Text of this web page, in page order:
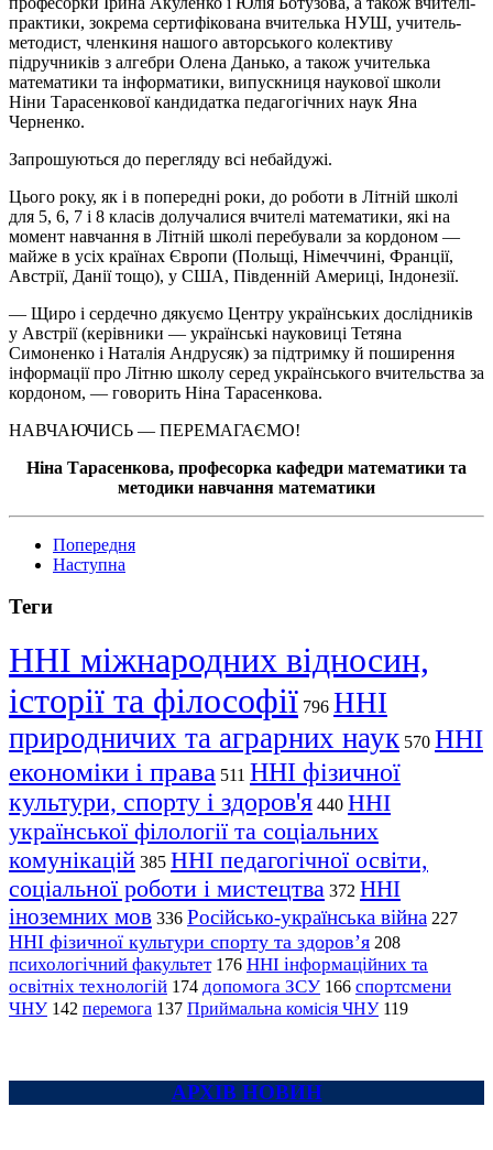
практики, зокрема сертифікована вчителька НУШ, учитель-
методист, членкиня нашого авторського колективу
підручників з алгебри Олена Данько, а також учителька
математики та інформатики, випускниця наукової школи
Ніни Тарасенковоїкандидатка педагогічних наук Яна
Черненко.
Запрошуються до перегляду всі небайдужі.
Цього року, як і в попередні роки, до роботи в Літній школі
для 5, 6, 7 і 8 класів долучалися вчителі математики, які на
момент навчання в Літній школі перебували за кордоном —
майже в усіх країнах Європи (Польщі, Німеччині, Франції,
Австрії, Данії тощо), у США, Південній Америці, Індонезії.
— Щиро і сердечно дякуємо Центру українських дослідників
у Австрії (керівники — українські науковиці Тетяна
Симоненко і Наталія Андрусяк) за підтримку й поширення
інформації про Літню школу серед українського вчительства за
кордоном, — говорить Ніна Тарасенкова.
НАВЧАЮЧИСЬ — ПЕРЕМАГАЄМО!
Ніна Тарасенкова, професорка кафедри математики та
методики навчання математики
Попередня
Наступна
Теги
ННІ міжнародних відносин,
історії та філософії 796 ННІ
природничих та аграрних наук 570 ННІ
економіки і права 511 ННІ фізичної
культури, спорту і здоров'я 440 ННІ
української філології та соціальних
комунікацій 385 ННІ педагогічної освіти,
соціальної роботи і мистецтва 372 ННІ
іноземних мов 336 Російсько-українська війна 227
ННІ фізичної культури спорту та здоров’я 208
психологічний факультет 176 ННІ інформаційних та
освітніх технологій 174 допомога ЗСУ 166 спортсмени
ЧНУ 142 перемога 137 Приймальна комісія ЧНУ 119
АРХІВ НОВИН